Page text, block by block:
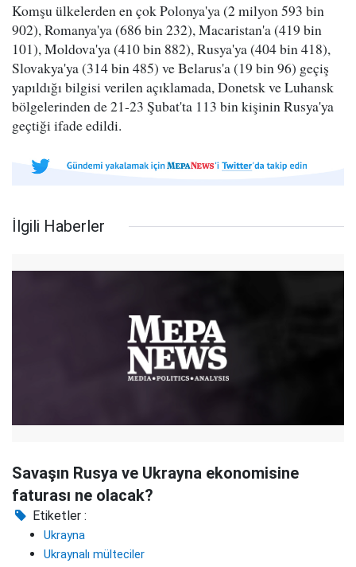
Komşu ülkelerden en çok Polonya'ya (2 milyon 593 bin
902), Romanya'ya (686 bin 232), Macaristan'a (419 bin
101), Moldova'ya (410 bin 882), Rusya'ya (404 bin 418),
Slovakya'ya (314 bin 485) ve Belarus'a (19 bin 96) geçiş
yapıldığı bilgisi verilen açıklamada, Donetsk ve Luhansk
bölgelerinden de 21-23 Şubat'ta 113 bin kişinin Rusya'ya
geçtiği ifade edildi.
İlgili Haberler
Savaşın Rusya ve Ukrayna ekonomisine
faturası ne olacak?
Etiketler :
Ukrayna
Ukraynalı mülteciler